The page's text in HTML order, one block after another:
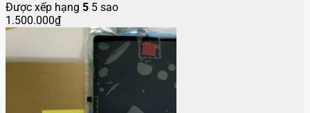
Được xếp hạng 5 5 sao
1.500.000₫